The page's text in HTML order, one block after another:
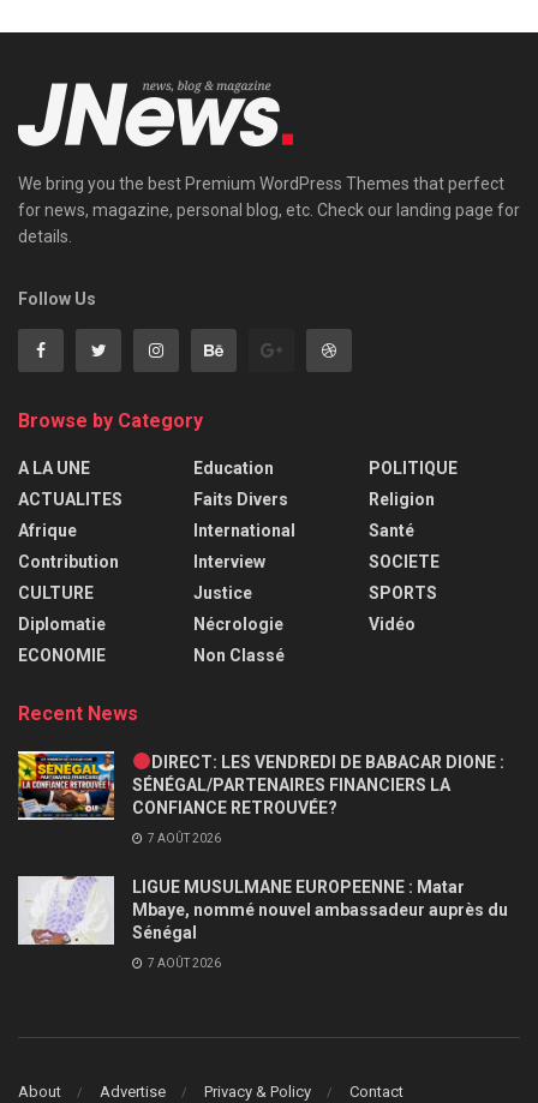
We bring you the best Premium WordPress Themes that perfect
for news, magazine, personal blog, etc. Check our landing page for
details.
Follow Us
Browse by Category
A LA UNE
ACTUALITES
Afrique
Contribution
CULTURE
Diplomatie
ECONOMIE
Education
Faits Divers
International
Interview
Justice
Nécrologie
Non Classé
POLITIQUE
Religion
Santé
SOCIETE
SPORTS
Vidéo
Recent News
DIRECT: LES VENDREDI DE BABACAR DIONE :
SÉNÉGAL/PARTENAIRES FINANCIERS LA
CONFIANCE RETROUVÉE?
7 AOÛT 2026
LIGUE MUSULMANE EUROPEENNE : Matar
Mbaye, nommé nouvel ambassadeur auprès du
Sénégal
7 AOÛT 2026
About Advertise Privacy & Policy Contact